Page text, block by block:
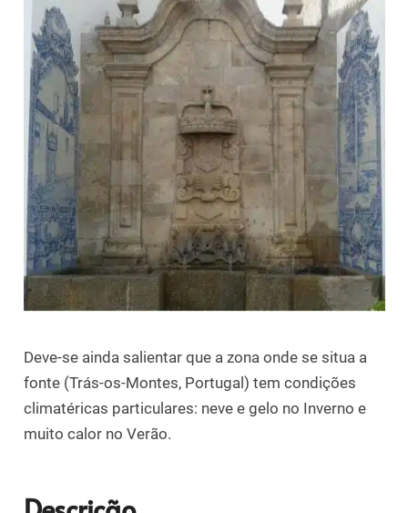
Deve-se ainda salientar que a zona onde se situa a
fonte (Trás-os-Montes, Portugal) tem condições
climatéricas particulares: neve e gelo no Inverno e
muito calor no Verão.